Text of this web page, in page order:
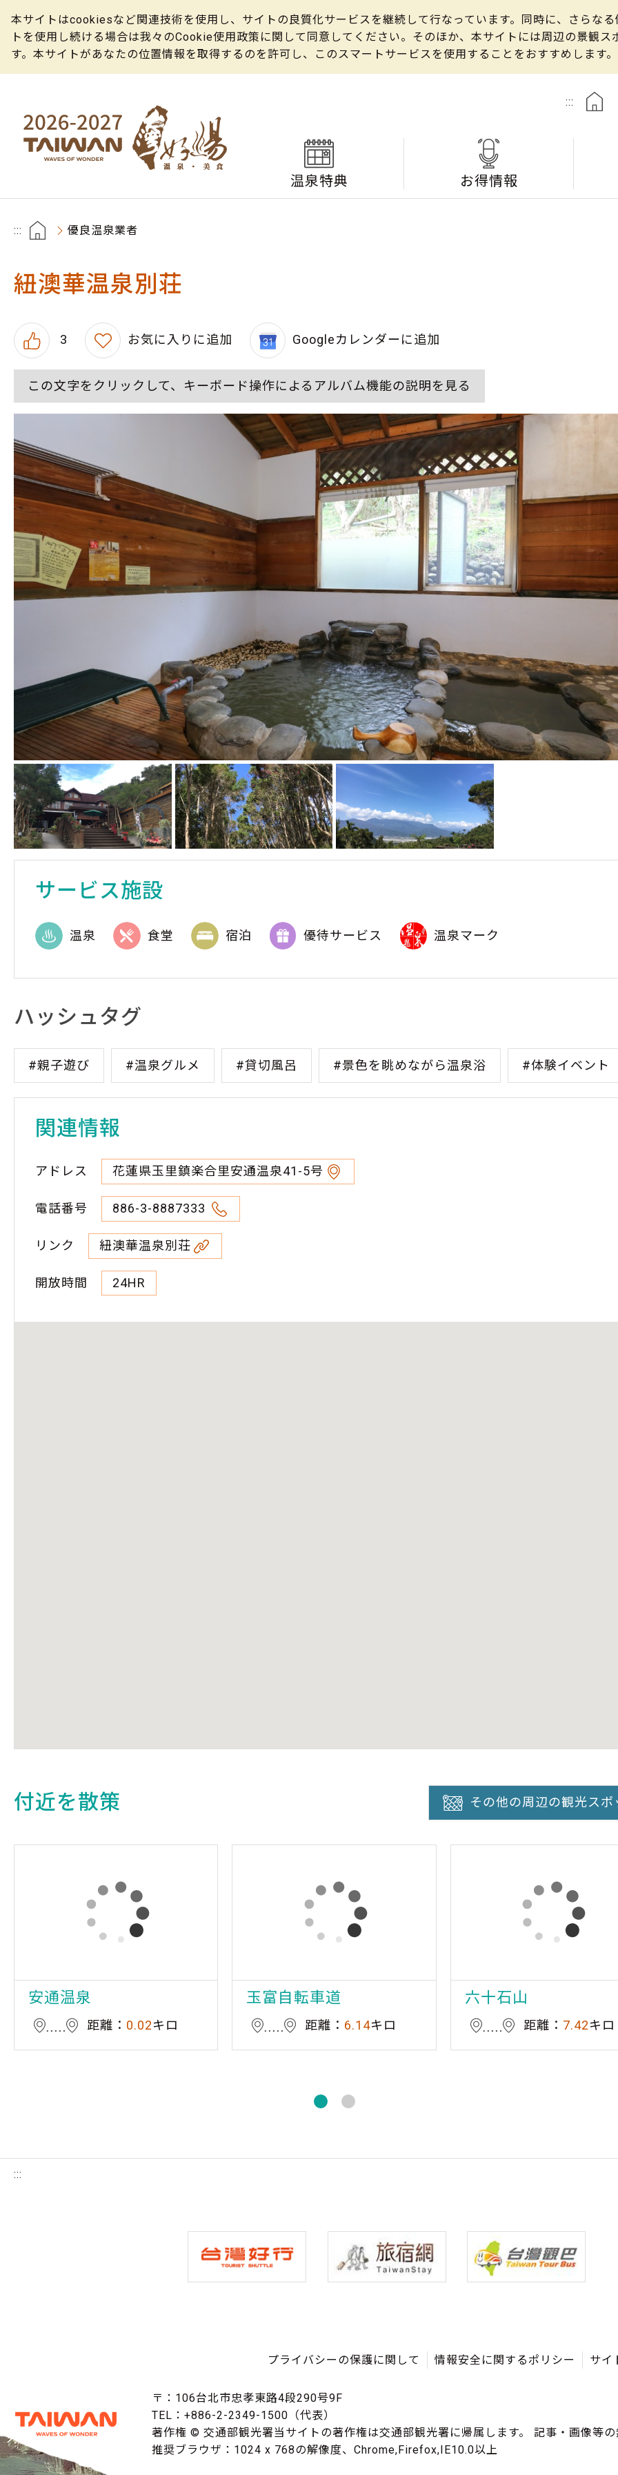
本サイトはcookiesなど関連技術を使用し、サイトの良質化サービスを継続して行なっています。同時に、さらな
トを使用し続ける場合は我々のCookie使用政策に関して同意してください。そのほか、本サイトには周辺の景観
す。本サイトがあなたの位置情報を取得するのを許可し、このスマートサービスを使用することをおすすめします。
:::
温泉特典 お得情報
::: 優良温泉業者
紐澳華温泉別荘
3 お気に入りに追加 Googleカレンダーに追加
この文字をクリックして、キーボード操作によるアルバム機能の説明を見る
サービス施設
温泉 食堂 宿泊 優待サービス 温泉マーク
ハッシュタグ
#親子遊び #温泉グルメ #貸切風呂 #景色を眺めながら温泉浴 #体験イベント
関連情報
アドレス 花蓮県玉里鎮楽合里安通温泉41-5号
電話番号 886-3-8887333
リンク 紐澳華温泉別荘
開放時間 24HR
付近を散策 その他の周辺の観光スポ
安通温泉
距離： 0.02キロ
玉富自転車道
距離： 6.14キロ
六十石山
距離： 7.42キロ
:::
プライバシーの保護に関して 情報安全に関するポリシー サイ
〒：106台北市忠孝東路4段290号9F
TEL：+886-2-2349-1500（代表）
著作権 © 交通部観光署当サイトの著作権は交通部観光署に帰属します。 記事・画像等
推奨ブラウザ：1024 x 768の解像度、Chrome,Firefox,IE10.0以上